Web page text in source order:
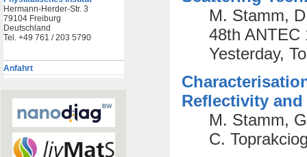
Hermann-Herder-Str. 3
79104 Freiburg
Deutschland
Tel. +49 761 / 203 5790
Anfahrt
M. Stamm,
48th ANTEC
Yesterday,
Reflectivity
M. Stamm,
C.